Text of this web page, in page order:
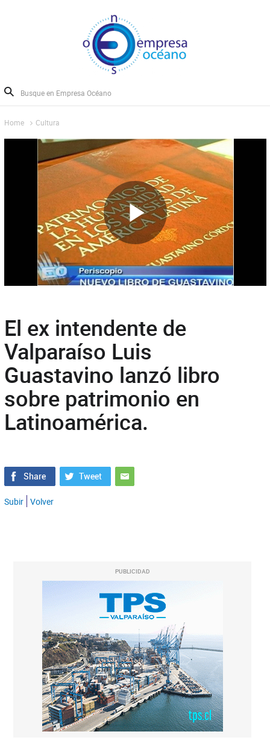
Home Cultura
El ex intendente de
Valparaíso Luis
Guastavino lanzó libro
sobre patrimonio en
Latinoamérica.
Subir Volver
PUBLICIDAD